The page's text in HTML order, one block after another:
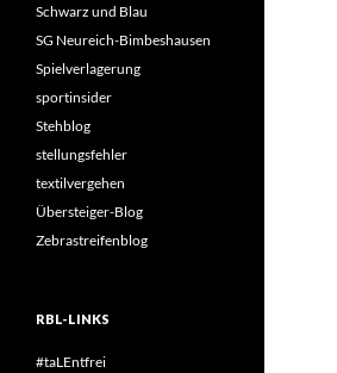
Schwarz und Blau
SG Neureich-Bimbeshausen
Spielverlagerung
sportinsider
Stehblog
stellungsfehler
textilvergehen
Übersteiger-Blog
Zebrastreifenblog
RBL-LINKS
#taLEntfrei